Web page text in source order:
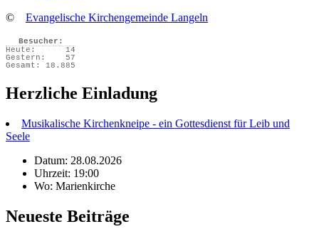
© Evangelische Kirchengemeinde Langeln
Besucher:
Heute:
14
Gestern:
57
Gesamt:
18.885
Herzliche Einladung
Musikalische Kirchenkneipe - ein Gottesdienst für Leib und
Seele
Datum: 28.08.2026
Uhrzeit: 19:00
Wo: Marienkirche
Neueste Beiträge